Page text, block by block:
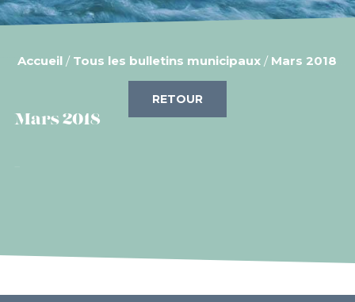
Accueil / Tous les bulletins municipaux / Mars 2018
RETOUR
Mars 2018